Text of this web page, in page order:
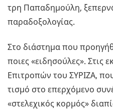
τρη Πα­πα­δη­μού­λη,
πα­ρα­δο­ξο­λο­γί­ας.
Στο διά­στη­μα που
ποιες «ει­δη­σού­λες». Στις
Επι­τρο­πών του ΣΥ­ΡΙ­ΖΑ,
τι­σμό στο επερ­χό­με­νο
«στε­λε­χι­κός κορ­μός»